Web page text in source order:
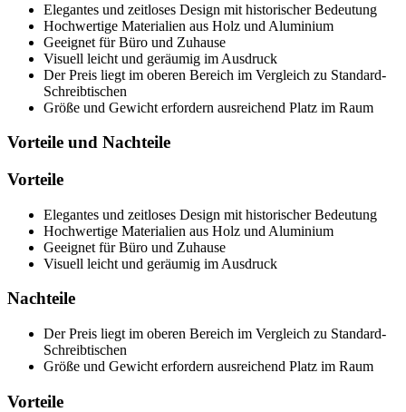
Elegantes und zeitloses Design mit historischer Bedeutung
Hochwertige Materialien aus Holz und Aluminium
Geeignet für Büro und Zuhause
Visuell leicht und geräumig im Ausdruck
Der Preis liegt im oberen Bereich im Vergleich zu Standard-
Schreibtischen
Größe und Gewicht erfordern ausreichend Platz im Raum
Vorteile und Nachteile
Vorteile
Elegantes und zeitloses Design mit historischer Bedeutung
Hochwertige Materialien aus Holz und Aluminium
Geeignet für Büro und Zuhause
Visuell leicht und geräumig im Ausdruck
Nachteile
Der Preis liegt im oberen Bereich im Vergleich zu Standard-
Schreibtischen
Größe und Gewicht erfordern ausreichend Platz im Raum
Vorteile